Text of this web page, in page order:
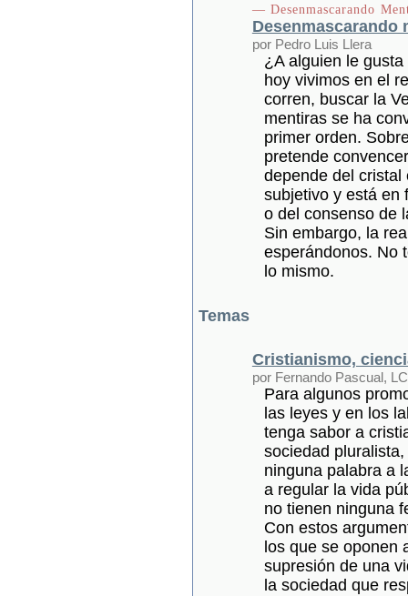
— Desenmascarando
Desenmascarando
por Pedro Luis Llera
¿A alguien le
hoy vivimos en el
corren, buscar la
mentiras se ha
primer orden.
pretende
depende del cristal
subjetivo y está en
o del consenso de
Sin embargo, la
esperándonos. No
lo mismo.
Temas
Cristianismo,
por Fernando Pascual, LC
Para algunos
las leyes y en los
tenga sabor a
sociedad
ninguna palabra a
a regular la vida
no tienen ninguna
Con estos
los que se oponen
supresión de una
la sociedad que